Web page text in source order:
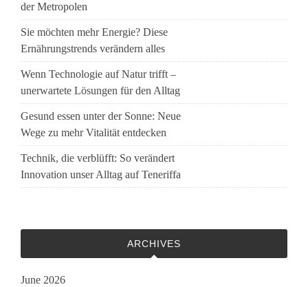
der Metropolen
Sie möchten mehr Energie? Diese
Ernährungstrends verändern alles
Wenn Technologie auf Natur trifft –
unerwartete Lösungen für den Alltag
Gesund essen unter der Sonne: Neue
Wege zu mehr Vitalität entdecken
Technik, die verblüfft: So verändert
Innovation unser Alltag auf Teneriffa
ARCHIVES
June 2026